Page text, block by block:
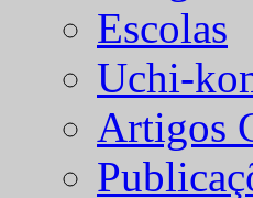
Escolas
Uchi-
Artigos